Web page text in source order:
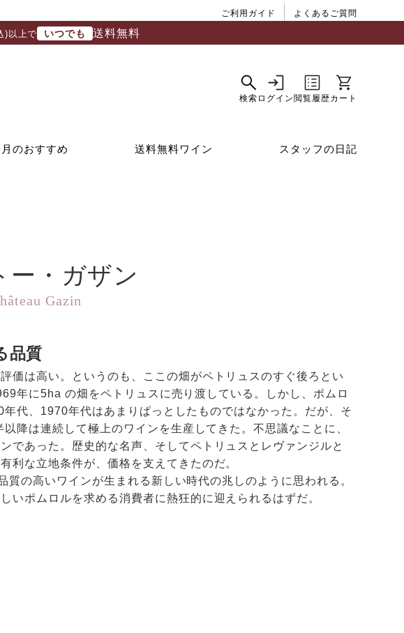
ご利用ガイド よくあるご質問
)以上で いつでも 送料無料
のおすすめ 送料無料ワイン スタッフの日記
ー・ガザン
Gazin
品質
価は高い。というのも、ここの畑がペトリュスのすぐ後ろとい
年に5ha の畑をペトリュスに売り渡している。しかし、ポムロ
代、1970年代はあまりぱっとしたものではなかった。だが、そ
降は連続して極上のワインを生産してきた。不思議なことに、
であった。歴史的な名声、そしてペトリュスとレヴァンジルと
利な立地条件が、価格を支えてきたのだ。
の高いワインが生まれる新しい時代の兆しのように思われる。
いポムロルを求める消費者に熱狂的に迎えられるはずだ。